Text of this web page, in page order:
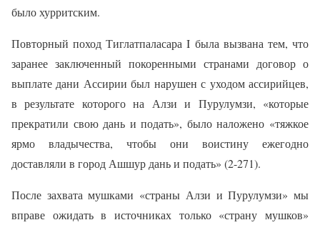
было хурритским.
Повторный поход Тиглатпаласара I была вызвана тем, что
заранее заключенный покоренными странами договор о
выплате дани Ассирии был нарушен с уходом ассирийцев,
в результате которого на Алзи и Пурулумзи, «которые
прекратили свою дань и подать», было наложено «тяжкое
ярмо владычества, чтобы они воистину ежегодно
доставляли в город Ашшур дань и подать» (2-271).
После захвата мушками «страны Алзи и Пурулумзи» мы
вправе ожидать в источниках только «страну мушков»